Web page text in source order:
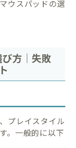
ウスパッドの選
方｜失敗
プレイスタイル
。一般的に以下